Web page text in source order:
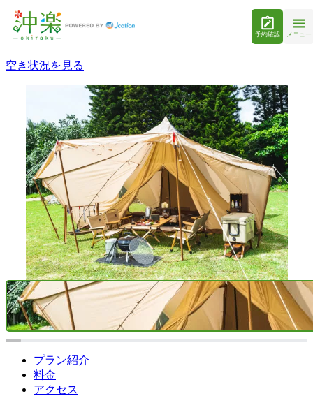
予約確認 メニュー
空き状況を見る
プラン紹介
料金
アクセス